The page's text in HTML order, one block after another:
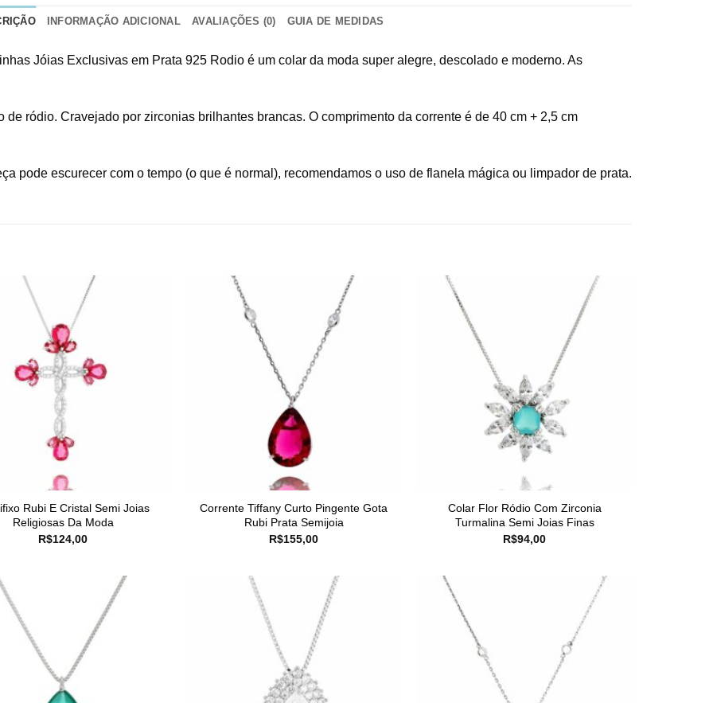
INFORMAÇÃO ADICIONAL AVALIAÇÕES (0) GUIA DE MEDIDAS
Jóias Exclusivas em Prata 925 Rodio é um colar da moda super alegre, descolado e moderno. As
ródio. Cravejado por zirconias brilhantes brancas. O comprimento da corrente é de 40 cm + 2,5 cm
pode escurecer com o tempo (o que é normal), recomendamos o uso de flanela mágica ou limpador de prata.
Rubi E Cristal Semi Joias
Religiosas Da Moda
R$124,00
Corrente Tiffany Curto Pingente Gota
Rubi Prata Semijoia
R$155,00
Colar Flor Ródio Com Zirconia
Turmalina Semi Joias Finas
R$94,00